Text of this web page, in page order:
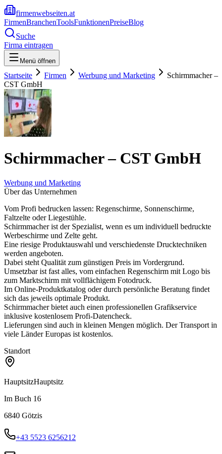
firmenwebseiten.at
FirmenBranchenToolsFunktionenPreiseBlog
Suche
Firma eintragen
Menü öffnen
Startseite Firmen Werbung und Marketing
Schirmmacher –
CST GmbH
Schirmmacher – CST GmbH
Werbung und Marketing
Über das Unternehmen
Vom Profi bedrucken lassen: Regenschirme, Sonnenschirme,
Faltzelte oder Liegestühle.
Schirmmacher ist der Spezialist, wenn es um individuell bedruckte
Werbeschirme und Zelte geht.
Eine riesige Produktauswahl und verschiedenste Drucktechniken
werden angeboten.
Dabei steht Qualität zum günstigen Preis im Vordergrund.
Umsetzbar ist fast alles, vom einfachen Regenschirm mit Logo bis
zum Marktschirm mit vollflächigem Fotodruck.
Im Online-Produktkatalog oder durch persönliche Beratung findet
sich das jeweils optimale Produkt.
Schirmmacher bietet auch einen professionellen Grafikservice
inklusive kostenlosem Profi-Datencheck.
Lieferungen sind auch in kleinen Mengen möglich. Der Transport in
viele Länder Europas ist kostenlos.
Standort
HauptsitzHauptsitz
Im Buch 16
6840 Götzis
+43 5523 6256212